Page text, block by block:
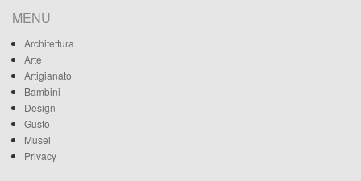
MENU
Architettura
Arte
Artigianato
Bambini
Design
Gusto
Musei
Privacy